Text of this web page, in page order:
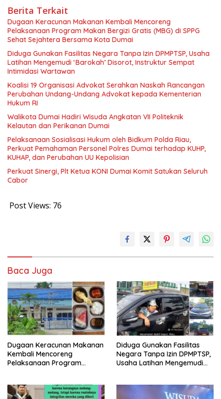
Berita Terkait
Dugaan Keracunan Makanan Kembali Mencoreng
Pelaksanaan Program Makan Bergizi Gratis (MBG) di SPPG
Sehat Sejahtera Bersama Kota Dumai
Diduga Gunakan Fasilitas Negara Tanpa Izin DPMPTSP, Usaha
Latihan Mengemudi ‘Barokah’ Disorot, Instruktur Sempat
Intimidasi Wartawan
Koalisi 19 Organisasi Advokat Serahkan Naskah Rancangan
Perubahan Undang-Undang Advokat kepada Kementerian
Hukum RI
Walikota Dumai Hadiri Wisuda Angkatan VII Politeknik
Kelautan dan Perikanan Dumai
Pelaksanaan Sosialisasi Hukum oleh Bidkum Polda Riau,
Perkuat Pemahaman Personel Polres Dumai terhadap KUHP,
KUHAP, dan Perubahan UU Kepolisian
Perkuat Sinergi, Plt Ketua KONI Dumai Komit Satukan Seluruh
Cabor
Post Views: 76
Baca Juga
Dugaan Keracunan Makanan
Kembali Mencoreng
Pelaksanaan Program
Bersama Kota Dumai
Diduga Gunakan Fasilitas
Negara Tanpa Izin DPMPTSP,
Usaha Latihan Mengemudi